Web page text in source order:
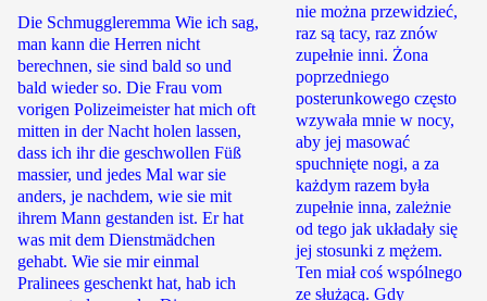
Die Schmuggleremma Wie ich sag,
man kann die Herren nicht
berechnen, sie sind bald so und
bald wieder so. Die Frau vom
vorigen Polizeimeister hat mich oft
mitten in der Nacht holen lassen,
dass ich ihr die geschwollen Füß
massier, und jedes Mal war sie
anders, je nachdem, wie sie mit
ihrem Mann gestanden ist. Er hat
was mit dem Dienstmädchen
gehabt. Wie sie mir einmal
Pralinees geschenkt hat, hab ich
nie można przewidzieć,
raz są tacy, raz znów
zupełnie inni. Żona
poprzedniego
posterunkowego często
wzywała mnie w nocy,
aby jej masować
spuchnięte nogi, a za
każdym razem była
zupełnie inna, zależnie
od tego jak układały się
jej stosunki z mężem.
Ten miał coś wspólnego
ze służącą. Gdy